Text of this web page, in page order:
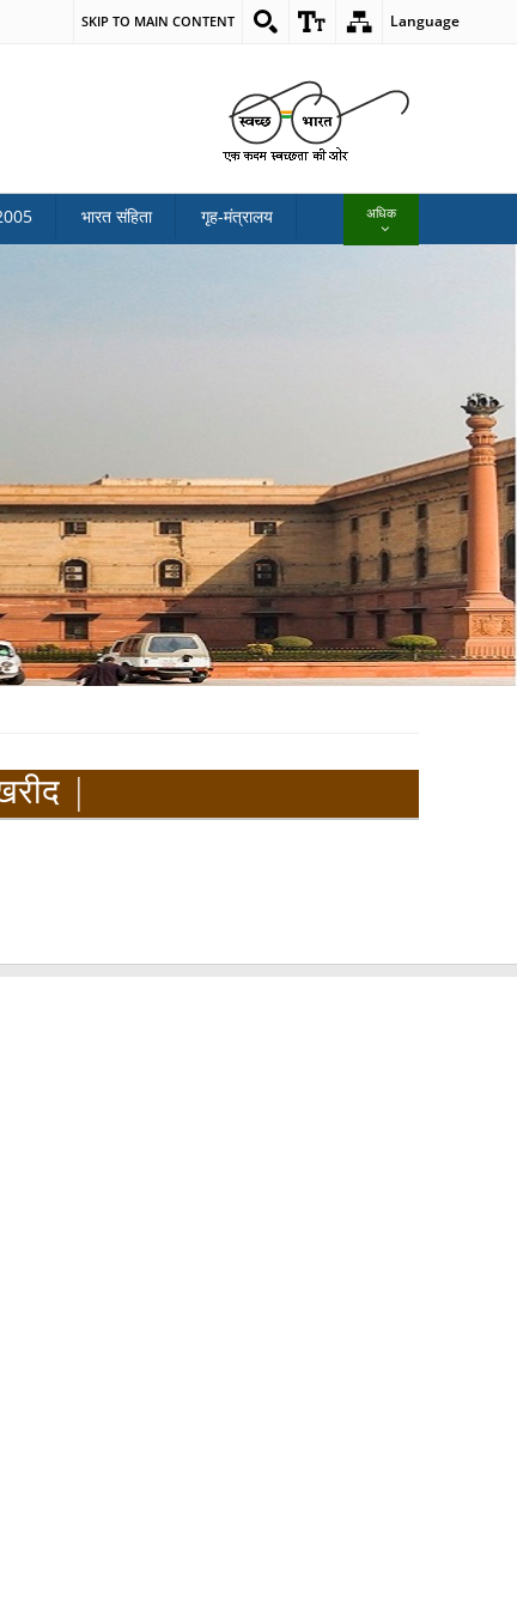
SKIP TO MAIN CONTENT Language
भारत संहिता गृह-मंत्रालय अधिक
|